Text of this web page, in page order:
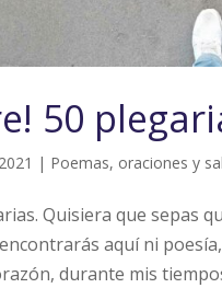
50
| Poemas, oraciones y
Quisiera que
aquí ni
durante mis